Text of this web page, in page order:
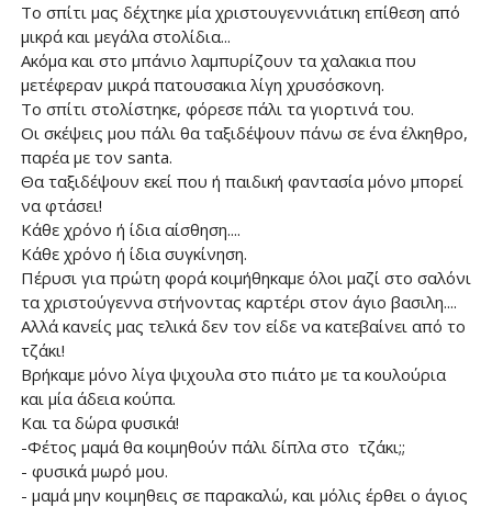
Το σπίτι μας δέχτηκε μία χριστουγεννιάτικη επίθεση από
μικρά και μεγάλα στολίδια...
Ακόμα και στο μπάνιο λαμπυρίζουν τα χαλακια που
μετέφεραν μικρά πατουσακια λίγη χρυσόσκονη.
Το σπίτι στολίστηκε, φόρεσε πάλι τα γιορτινά του.
Οι σκέψεις μου πάλι θα ταξιδέψουν πάνω σε ένα έλκηθρο,
παρέα με τον santa.
Θα ταξιδέψουν εκεί που ή παιδική φαντασία μόνο μπορεί
να φτάσει!
Κάθε χρόνο ή ίδια αίσθηση....
Κάθε χρόνο ή ίδια συγκίνηση.
Πέρυσι για πρώτη φορά κοιμήθηκαμε όλοι μαζί στο σαλόνι
τα χριστούγεννα στήνοντας καρτέρι στον άγιο βασιλη....
Αλλά κανείς μας τελικά δεν τον είδε να κατεβαίνει από το
τζάκι!
Βρήκαμε μόνο λίγα ψιχουλα στο πιάτο με τα κουλούρια
και μία άδεια κούπα.
Και τα δώρα φυσικά!
-Φέτος μαμά θα κοιμηθούν πάλι δίπλα στο τζάκι;;
- φυσικά μωρό μου.
- μαμά μην κοιμηθεις σε παρακαλώ, και μόλις έρθει ο άγιος